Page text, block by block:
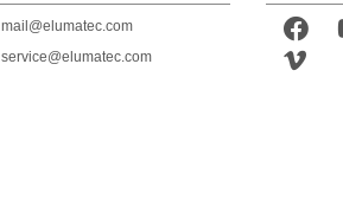
mail@elumatec.com
service@elumatec.com